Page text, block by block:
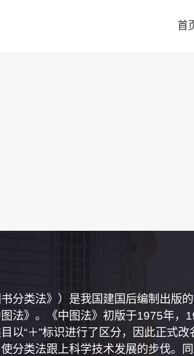
首
分类法》）是我国建国后编制出版
法》。《中图法》初版于1975年，
以“＋”标识进行了区分，因此正式
分类法跟上科学技术发展的步伐。